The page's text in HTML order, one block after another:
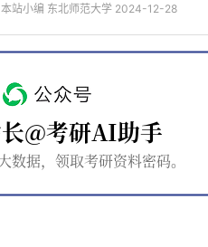
本站小编 东北师范大学 2024-12-28